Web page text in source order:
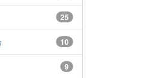
25
10
9